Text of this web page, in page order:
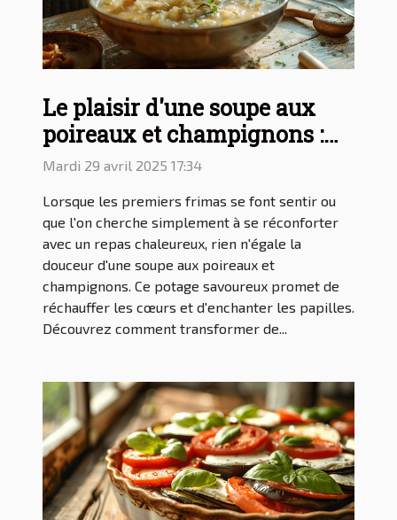
Le plaisir d'une soupe aux
poireaux et champignons :
recette d'un potage
Mardi 29 avril 2025 17:34
Lorsque les premiers frimas se font sentir ou
que l'on cherche simplement à se réconforter
avec un repas chaleureux, rien n'égale la
douceur d'une soupe aux poireaux et
champignons. Ce potage savoureux promet de
réchauffer les cœurs et d'enchanter les papilles.
Découvrez comment transformer de...